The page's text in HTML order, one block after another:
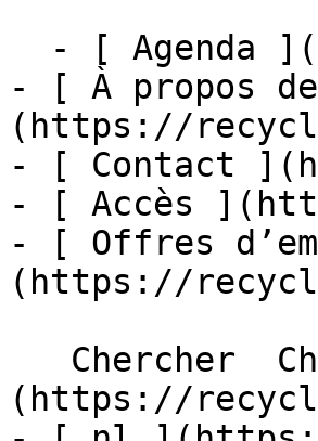
- [ À propos
(https://
- [ Contact
- [ Accès
- [ Offres
(https://
(https://